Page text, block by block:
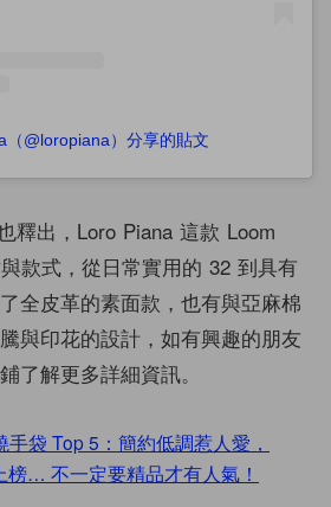
（@loropiana）分享的貼文
釋出，Loro Piana 這款 Loom
款式，從日常實用的 32 到具有
全皮革的素面款，也有與亞麻棉
與印花的設計，如有興趣的朋友
了解更多詳細資訊。
手袋 Top 5：簡約低調惹人愛，
榜… 不一定要精品才有人氣！